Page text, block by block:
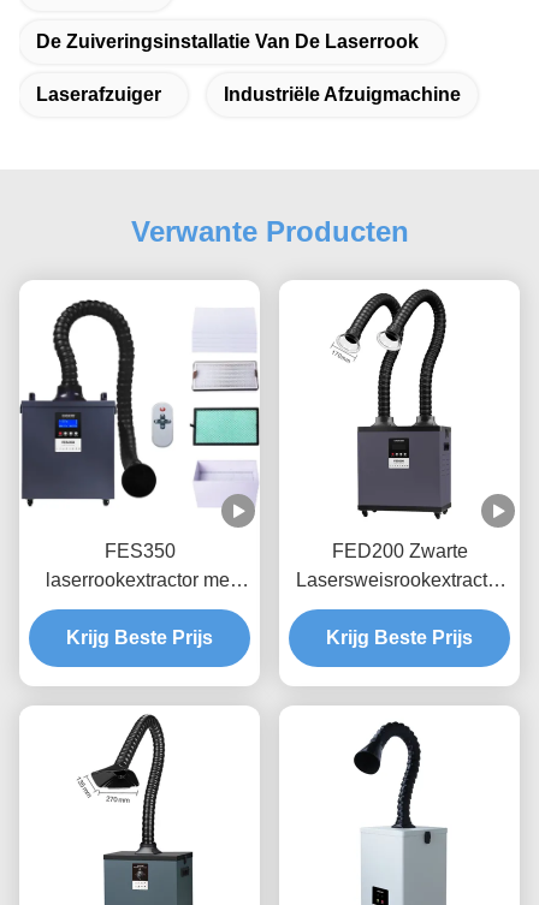
De Zuiveringsinstallatie Van De Laserrook
Laserafzuiger Industriële Afzuigmachine
Verwante Producten
FES350
laserrookextractor met
HEPA / geactiveerde
koolstoffiltratie
Krijg Beste Prijs
FED200 Zwarte
Lasersweisrookextractor
voor lasersnijden /
graveren
Krijg Beste Prijs